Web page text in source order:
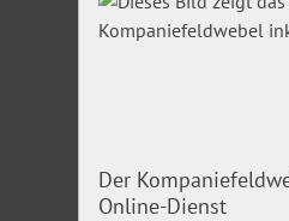
Der
Online-Dienst